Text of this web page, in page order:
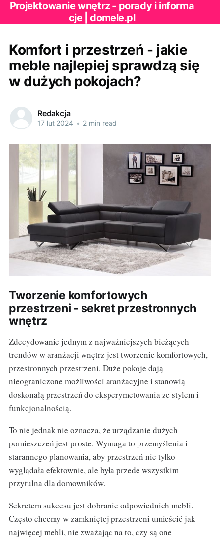
Projektowanie wnętrz - porady i informa
cje | domele.pl
Komfort i przestrzeń - jakie
meble najlepiej sprawdzą się
w dużych pokojach?
Redakcja
17 lut 2024 • 2 min read
Tworzenie komfortowych
przestrzeni - sekret przestronnych
wnętrz
Zdecydowanie jednym z najważniejszych bieżących
trendów w aranżacji wnętrz jest tworzenie komfortowych,
przestronnych przestrzeni. Duże pokoje dają
nieograniczone możliwości aranżacyjne i stanowią
doskonałą przestrzeń do eksperymetowania ze stylem i
funkcjonalnością.
To nie jednak nie oznacza, że urządzanie dużych
pomieszczeń jest proste. Wymaga to przemyślenia i
starannego planowania, aby przestrzeń nie tylko
wyglądała efektownie, ale była przede wszystkim
przytulna dla domowników.
Sekretem sukcesu jest dobranie odpowiednich mebli.
Często chcemy w zamkniętej przestrzeni umieścić jak
najwięcej mebli, nie zważając na to, czy są one